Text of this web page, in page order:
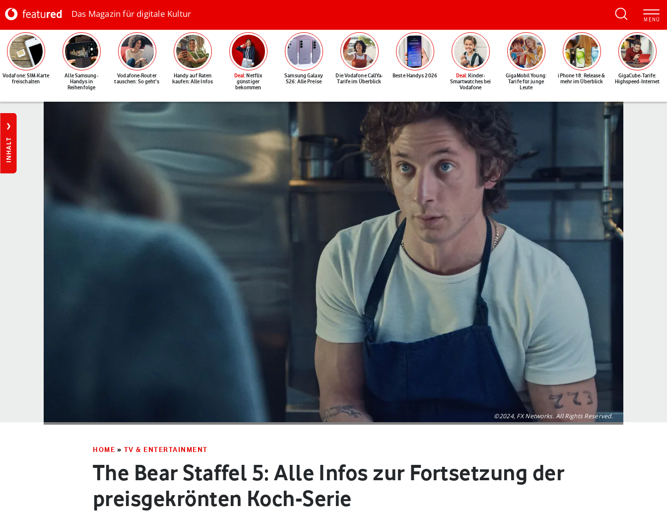
Das Magazin für digitale Kultur
Vodafone: SIM-Karte
freischalten
Alle Samsung-
Handys in
Reihenfolge
Vodafone-Router
tauschen: So geht's
Handy auf Raten
kaufen: Alle Infos
Deal: Netflix
günstiger
bekommen
Samsung Galaxy
S26: Alle Preise
Die Vodafone CallYa-
Tarife im Überblick
Beste Handys 2026 Deal: Kinder-
Smartwatches bei
Vodafone
GigaMobil Young:
Tarife für junge
Leute
iPhone 18: Release &
mehr im Überblick
GigaCube-Tarife:
Highspeed-Internet
INHALT
©2024, FX Networks. All Rights Reserved.
HOME » TV & ENTERTAINMENT
The Bear Staffel 5: Alle Infos zur Fortsetzung der
preisgekrönten Koch-Serie